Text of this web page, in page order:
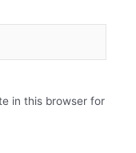
in this browser for